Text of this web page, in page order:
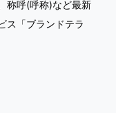
称呼(呼称)など最新
ス「ブランドテラ